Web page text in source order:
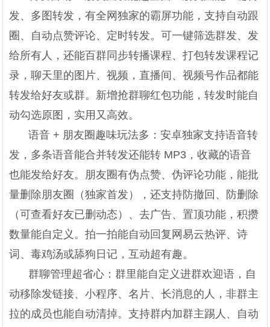
发、多图转发，有全网独家的霸屏功能，支持自动跟
圈、自动点赞评论、定时转发。可一键筛选群发、发
给所有人，还能百群同步转播课程、打包转发课程记
录，聊天里的图片、视频，直播间、视频号作品都能
转发给好友或群。新增抢群聊红包功能，转发时能自
动勾选原图，实用又高效。
语音 + 朋友圈趣味玩法多：安卓独家支持语音转
发，多条语音能合并转发还能转 MP3，收藏的语音
也能发给好友。朋友圈有伪点赞、伪评论功能，能批
量删除朋友圈（独家首发），还支持防撤回、防删除
（可查看好友已删动态）、去广告、置顶功能，积攒
数量能自定义。拍一拍能自动回复网易云热评、诗
词、毒鸡汤或舔狗日记，互动超有趣。
群聊管理超省心：群里能自定义进群欢迎语，自
动移除发链接、小程序、名片、长消息的人，非群主
拉的成员也能自动清掉。支持群内加群主踢人、自动